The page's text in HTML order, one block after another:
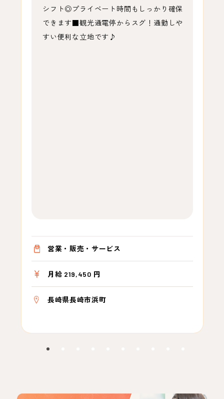
シフト◎プライベート時間もしっかり確保
できます■観光通電停からスグ！通勤しや
すい便利な立地です♪
営業・販売・サービス
月給 219,450 円
長崎県長崎市浜町